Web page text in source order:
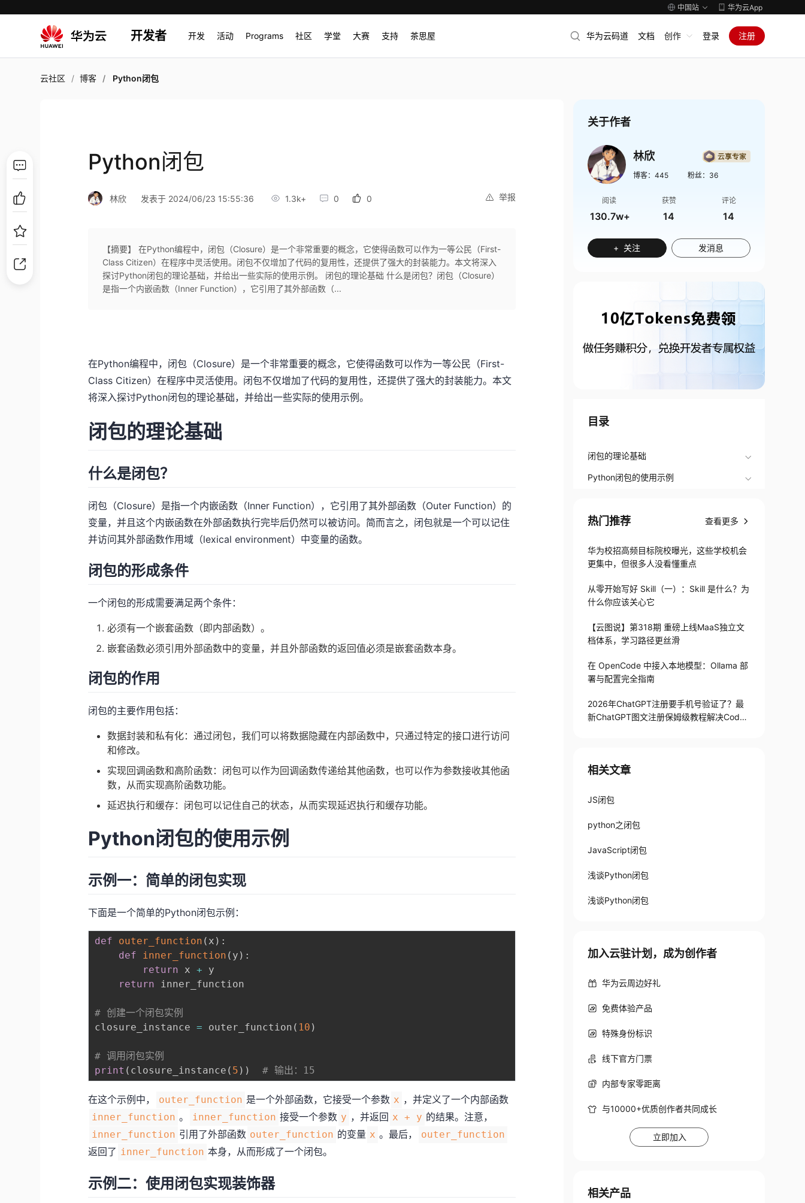
中国站 华为云App
开发者 开发 活动 Programs 社区 学堂 大赛 支持 茶思屋 华为云码道 文档 创作 登录 注册
云社区 博客 Python闭包
Python闭包
举报
林欣 发表于 2024/06/23 15:55:36 1.3k+ 0 0
【摘要】 在Python编程中，闭包（Closure）是一个非常重要的概念，它使得函数可以作为一等公民（First-
Class Citizen）在程序中灵活使用。闭包不仅增加了代码的复用性，还提供了强大的封装能力。本文将深入
探讨Python闭包的理论基础，并给出一些实际的使用示例。 闭包的理论基础 什么是闭包？闭包（Closure）
是指一个内嵌函数（Inner Function），它引用了其外部函数（...
在Python编程中，闭包（Closure）是一个非常重要的概念，它使得函数可以作为一等公民（First-
Class Citizen）在程序中灵活使用。闭包不仅增加了代码的复用性，还提供了强大的封装能力。本文
将深入探讨Python闭包的理论基础，并给出一些实际的使用示例。
闭包的理论基础
什么是闭包？
闭包（Closure）是指一个内嵌函数（Inner Function），它引用了其外部函数（Outer Function）的
变量，并且这个内嵌函数在外部函数执行完毕后仍然可以被访问。简而言之，闭包就是一个可以记住
并访问其外部函数作用域（lexical environment）中变量的函数。
闭包的形成条件
一个闭包的形成需要满足两个条件：
必须有一个嵌套函数（即内部函数）。
嵌套函数必须引用外部函数中的变量，并且外部函数的返回值必须是嵌套函数本身。
闭包的作用
闭包的主要作用包括：
数据封装和私有化：通过闭包，我们可以将数据隐藏在内部函数中，只通过特定的接口进行访问
和修改。
实现回调函数和高阶函数：闭包可以作为回调函数传递给其他函数，也可以作为参数接收其他函
数，从而实现高阶函数功能。
延迟执行和缓存：闭包可以记住自己的状态，从而实现延迟执行和缓存功能。
Python闭包的使用示例
示例一：简单的闭包实现
下面是一个简单的Python闭包示例：
def outer_function ( x ) :
def
inner_function ( y ) :
return x + y
return inner_function
# 创建一个闭包实例
closure_instance = outer_function ( 10 )
# 调用闭包实例
print ( closure_instance ( 5 ) ) # 输出：15
在这个示例中， outer_function 是一个外部函数，它接受一个参数 x ，并定义了一个内部函数
inner_function 。 inner_function 接受一个参数 y ，并返回 x + y 的结果。注意，
inner_function 引用了外部函数 outer_function 的变量 x 。最后， outer_function
返回了 inner_function 本身，从而形成了一个闭包。
示例二：使用闭包实现装饰器
关于作者
林欣
博客： 445 粉丝： 36
阅读
130.7w+
获赞
14
评论
14
+ 关注 发消息
目录
闭包的理论基础
Python闭包的使用示例
热门推荐 查看更多
华为校招高频目标院校曝光，这些学校机会
更集中，但很多人没看懂重点
从零开始写好 Skill（一）：Skill 是什么？为
什么你应该关心它
【云图说】第318期 重磅上线MaaS独立文
档体系，学习路径更丝滑
在 OpenCode 中接入本地模型：Ollama 部
署与配置完全指南
2026年ChatGPT注册要手机号验证了？最
新ChatGPT图文注册保姆级教程解决Codex
相关文章
JS闭包
python之闭包
JavaScript闭包
浅谈Python闭包
浅谈Python闭包
加入云驻计划，成为创作者
华为云周边好礼
免费体验产品
特殊身份标识
线下官方门票
内部专家零距离
与10000+优质创作者共同成长
立即加入
相关产品